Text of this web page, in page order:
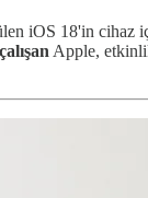
iOS 18'in
Apple,